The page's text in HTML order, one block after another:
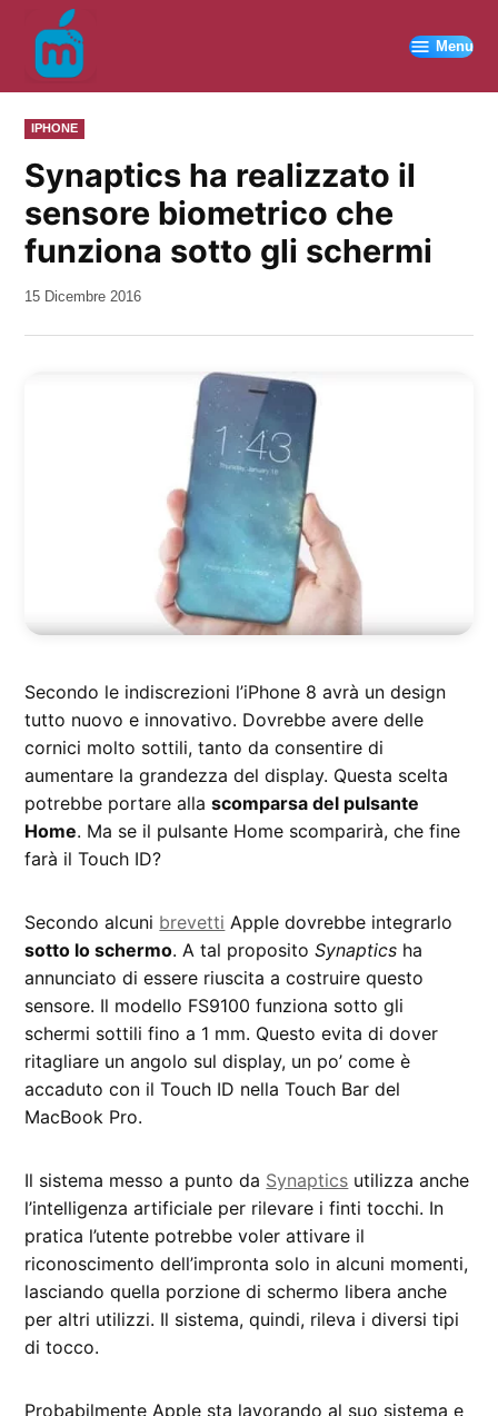
contenuto
Menu
PUBBLICATO
IN
IPHONE
Synaptics ha realizzato il
sensore biometrico che
funziona sotto gli schermi
da
15 Dicembre 2016
Secondo le indiscrezioni l’iPhone 8 avrà un design
tutto nuovo e innovativo. Dovrebbe avere delle
cornici molto sottili, tanto da consentire di
aumentare la grandezza del display. Questa scelta
potrebbe portare allascomparsa del pulsante
Home. Ma se il pulsante Home scomparirà, che fine
farà il Touch ID?
Secondo alcuni brevetti Apple dovrebbe integrarlo
sotto lo schermo. A tal propositoSynaptics ha
annunciato di essere riuscita a costruire questo
sensore. Il modello FS9100 funziona sotto gli
schermi sottili fino a 1 mm. Questo evita di dover
ritagliare un angolo sul display, un po’ come è
accaduto con il Touch ID nella Touch Bar del
MacBook Pro.
Il sistema messo a punto da Synaptics utilizza anche
l’intelligenza artificiale per rilevare i finti tocchi. In
pratica l’utente potrebbe voler attivare il
riconoscimento dell’impronta solo in alcuni momenti,
lasciando quella porzione di schermo libera anche
per altri utilizzi. Il sistema, quindi, rileva i diversi tipi
di tocco.
Probabilmente Apple sta lavorando al suo sistema e